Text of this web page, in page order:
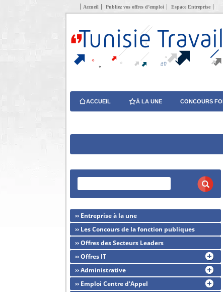
Accueil Publiez vos offres d’emploi Espace Entreprise
ACCUEIL À LA UNE CONCOURS
›› Entreprise à la une
›› Les Concours de la fonction publiques
›› Offres des Secteurs Leaders
›› Offres IT
›› Administrative
›› Emploi Centre d'Appel